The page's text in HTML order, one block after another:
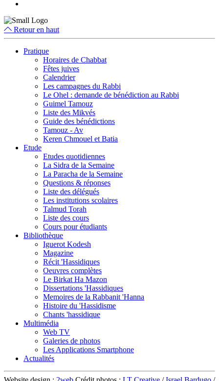
Retour en haut
Pratique
Horaires de Chabbat
Fêtes juives
Calendrier
Les campagnes du Rabbi
Le Ohel : demande de bénédiction au Rabbi
Guimel Tamouz
Liste des Mikvés
Guide des bénédictions
Tamouz - Av
Keren Chmouel et Batia
Etude
Etudes quotidiennes
La Sidra de la Semaine
La Paracha de la Semaine
Questions & réponses
Liste des délégués
Les institutions scolaires
Talmud Torah
Liste des cours
Cours pour étudiants
Bibliothèque
Iguerot Kodesh
Magazine
Récit 'Hassidiques
Oeuvres complètes
Le Birkat Ha Mazon
Dissertations 'Hassidiques
Memoires de la Rabbanit 'Hanna
Histoire du 'Hassidisme
Chants 'hassidique
Multimédia
Web TV
Galeries de photos
Les Applications Smartphone
Actualités